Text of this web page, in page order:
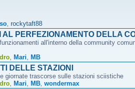
rockytaft88
AL PERFEZIONAMENTO DELLA
all'interno della community
Mari MB
DELLE STAZIONI
giornate trascorse sulle stazioni sciistiche
Mari MB wondermax